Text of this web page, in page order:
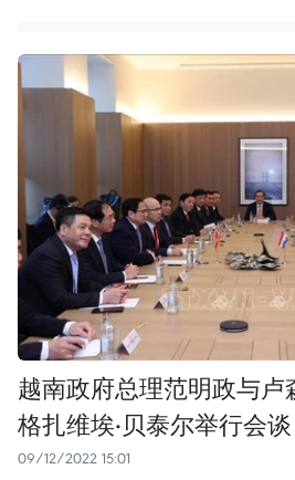
越南政府总理范明政与卢
格扎维埃·贝泰尔举行会谈
09/12/2022 15:01